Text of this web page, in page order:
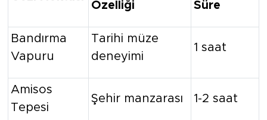
Özelliği
Süre
Bandırma
Vapuru
Tarihi müze
deneyimi
1 saat
Amisos
Tepesi
Şehir manzarası 1-2 saat